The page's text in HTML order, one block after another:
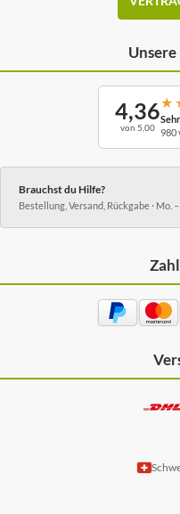
4,36
von 5,00
★
980
Brauchst du Hilfe?
Bestellung, Versand, Rückgabe · Mo.